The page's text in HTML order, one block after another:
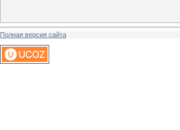
Полная версия сайта